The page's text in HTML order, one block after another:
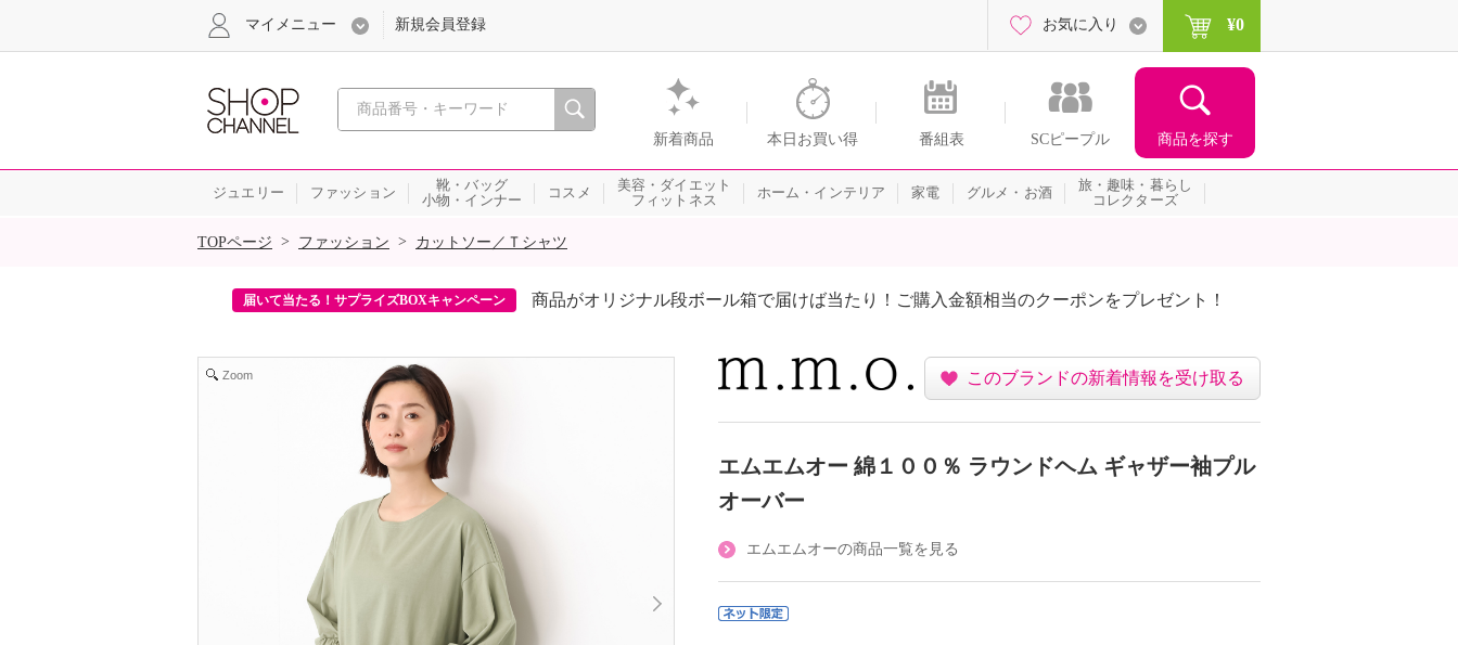
心おどる、瞬間を。通販・テレビショッピングのショップチャンネル
新着商品 本日お買い得 番組表 SCピープル 商品を探す
マイメニュー 新規会員登録 お気に入り ¥0
ジュエリー ファッション
靴・バッグ
小物・インナー
コスメ
美容・ダイエット
フィットネス
ホーム・インテリア 家電 グルメ・お酒
旅・趣味・暮らし
コレクターズ
SALE
TOPページ > ファッション > カットソー／Ｔシャツ
届いて当たる！サプライズBOXキャンペーン 商品がオリジナル段ボール箱で届けば当たり！ご購入金額相当のクーポンをプレゼント！
Zoom このブランドの新着情報を受け取る
エムエムオー 綿１００％ ラウンドヘム ギャザー袖プル
オーバー
エムエムオーの商品一覧を見る